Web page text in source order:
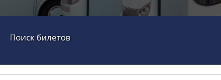
Поиск билетов